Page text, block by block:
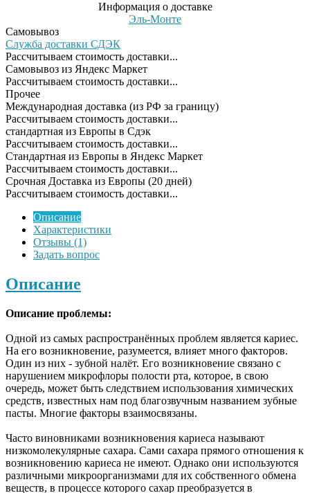
Информация о доставке
Эль-Монте
Самовывоз
Служба доставки СДЭК
Рассчитываем стоимость доставки...
Самовывоз из Яндекс Маркет
Рассчитываем стоимость доставки...
Прочее
Международная доставка (из РФ за границу)
Рассчитываем стоимость доставки...
cтандартная из Европы в Сдэк
Рассчитываем стоимость доставки...
Стандартная из Европы в Яндекс Маркет
Рассчитываем стоимость доставки...
Срочная Доставка из Европы (20 дней)
Рассчитываем стоимость доставки...
Описание
Характеристики
Отзывы (1)
Задать вопрос
Описание
Описание проблемы:
Одной из самых распространённых проблем является кариес.
На его возникновение, разумеется, влияет много факторов.
Один из них - зубной налёт. Его возникновение связано с
нарушением микрофлоры полости рта, которое, в свою
очередь, может быть следствием использования химических
средств, известных нам под благозвучным названием зубные
пасты. Многие факторы взаимосвязаны.
Часто виновниками возникновения кариеса называют
низкомолекулярные сахара. Сами сахара прямого отношения к
возникновению кариеса не имеют. Однако они используются
различными микроорганизмами для их собственного обмена
веществ, в процессе которого сахар преобразуется в